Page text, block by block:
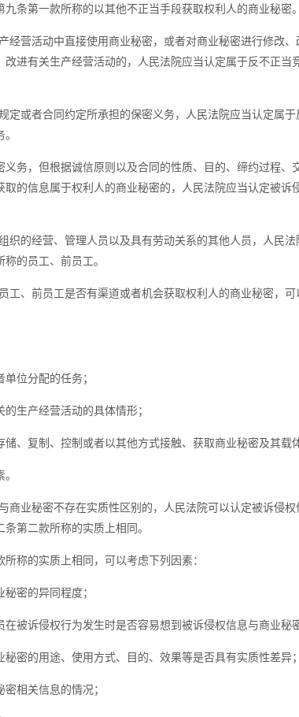
条第一款所称的以其他不正当手段获取权利人的商业秘密。
经营活动中直接使用商业秘密，或者对商业秘密进行修改、
改进有关生产经营活动的，人民法院应当认定属于反不正当
定或者合同约定所承担的保密义务，人民法院应当认定属
义务，但根据诚信原则以及合同的性质、目的、缔约过程、
的信息属于权利人的商业秘密的，人民法院应当认定被诉
织的经营、管理人员以及具有劳动关系的其他人员，人民
的员工、前员工。
工、前员工是否有渠道或者机会获取权利人的商业秘密，
位分配的任务；
的生产经营活动的具体情形；
储、复制、控制或者以其他方式接触、获取商业秘密及其载体
商业秘密不存在实质性区别的，人民法院可以认定被诉侵
第二款所称的实质上相同。
称的实质上相同，可以考虑下列因素：
密的异同程度；
在被诉侵权行为发生时是否容易想到被诉侵权信息与商业秘
秘密的用途、使用方式、目的、效果等是否具有实质性差异；
相关信息的情况；